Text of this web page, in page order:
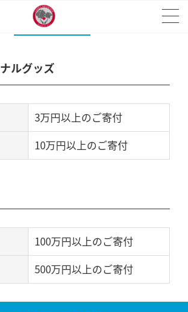
記念品
ルグッズ
3万円以上のご寄付
10万円以上のご寄付
100万円以上のご寄付
500万円以上のご寄付